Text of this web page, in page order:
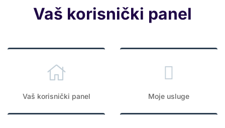
Vaš korisnički panel
Vaš korisnički panel Moje usluge